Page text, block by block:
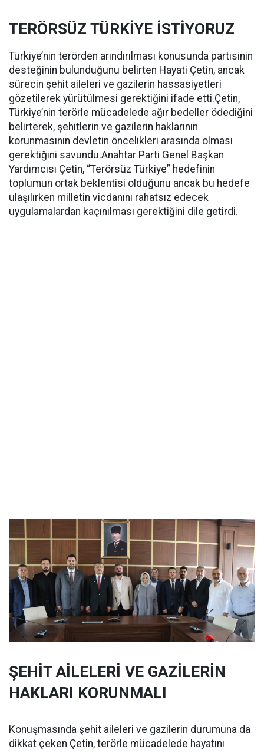
TERÖRSÜZ TÜRKİYE İSTİYORUZ
Türkiye’nin terörden arındırılması konusunda partisinin
desteğinin bulunduğunu belirten Hayati Çetin, ancak
sürecin şehit aileleri ve gazilerin hassasiyetleri
gözetilerek yürütülmesi gerektiğini ifade etti.Çetin,
Türkiye’nin terörle mücadelede ağır bedeller ödediğini
belirterek, şehitlerin ve gazilerin haklarının
korunmasının devletin öncelikleri arasında olması
gerektiğini savundu.Anahtar Parti Genel Başkan
Yardımcısı Çetin, “Terörsüz Türkiye” hedefinin
toplumun ortak beklentisi olduğunu ancak bu hedefe
ulaşılırken milletin vicdanını rahatsız edecek
uygulamalardan kaçınılması gerektiğini dile getirdi.
ŞEHİT AİLELERİ VE GAZİLERİN
HAKLARI KORUNMALI
Konuşmasında şehit aileleri ve gazilerin durumuna da
dikkat çeken Çetin, terörle mücadelede hayatını